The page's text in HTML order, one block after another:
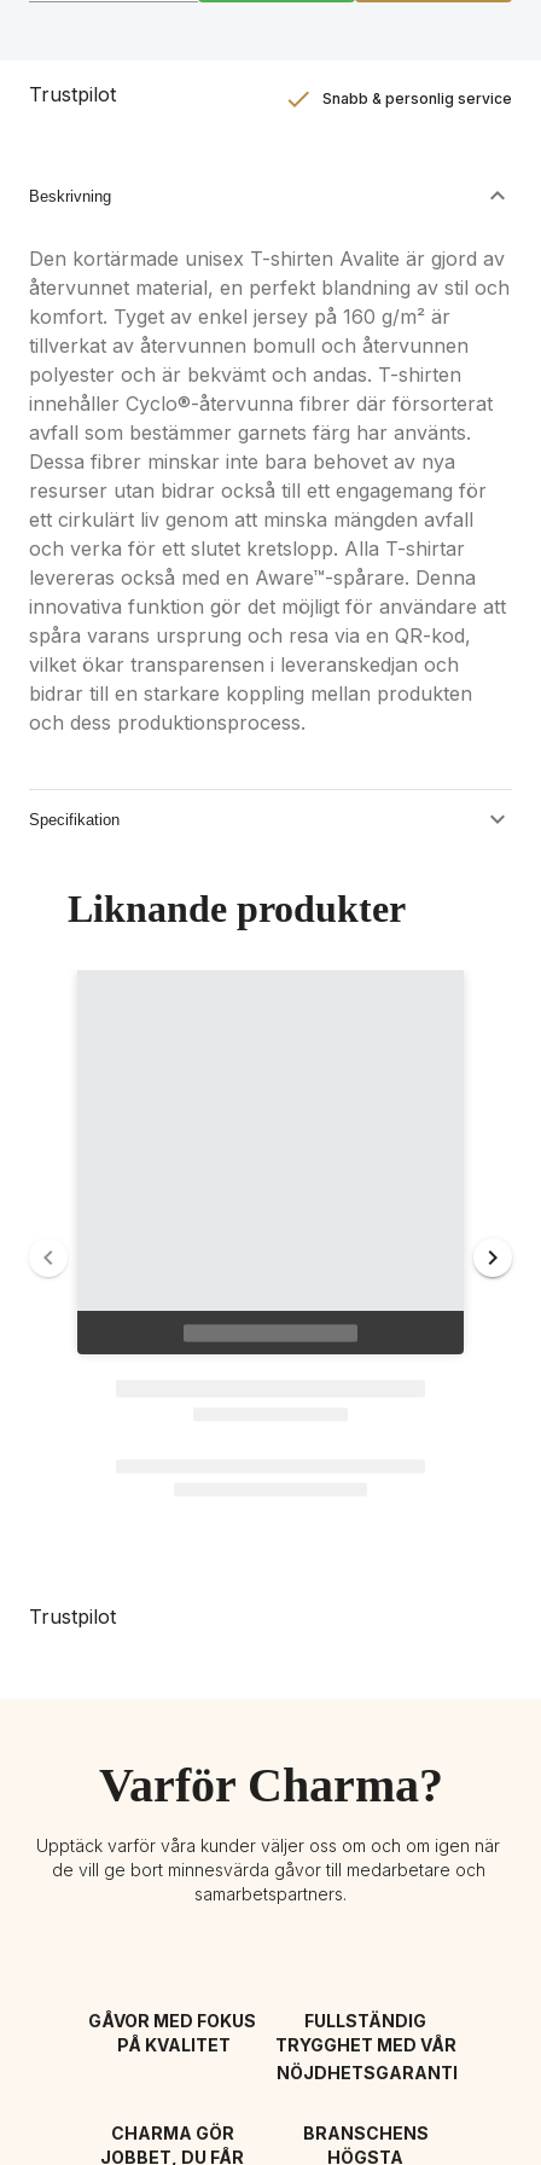
Trustpilot Snabb & personlig service
Beskrivning
Den kortärmade unisex T-shirten Avalite är gjord av
återvunnet material, en perfekt blandning av stil och
komfort. Tyget av enkel jersey på 160 g/m² är
tillverkat av återvunnen bomull och återvunnen
polyester och är bekvämt och andas. T-shirten
innehåller Cyclo®-återvunna fibrer där försorterat
avfall som bestämmer garnets färg har använts.
Dessa fibrer minskar inte bara behovet av nya
resurser utan bidrar också till ett engagemang för
ett cirkulärt liv genom att minska mängden avfall
och verka för ett slutet kretslopp. Alla T-shirtar
levereras också med en Aware™-spårare. Denna
innovativa funktion gör det möjligt för användare att
spåra varans ursprung och resa via en QR-kod,
vilket ökar transparensen i leveranskedjan och
bidrar till en starkare koppling mellan produkten
och dess produktionsprocess.
Specifikation
Liknande produkter
Trustpilot
Varför Charma?
Upptäck varför våra kunder väljer oss om och om igen när
de vill ge bort minnesvärda gåvor till medarbetare och
samarbetspartners.
GÅVOR MED FOKUS
PÅ KVALITET
FULLSTÄNDIG
TRYGGHET MED VÅR
NÖJDHETSGARANTI
CHARMA GÖR
JOBBET, DU FÅR
BRANSCHENS
HÖGSTA